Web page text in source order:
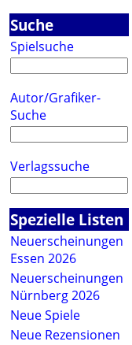
Suche
Spielsuche
Autor/Grafiker-
Suche
Verlagssuche
Spezielle Listen
Neuerscheinungen
Essen 2026
Neuerscheinungen
Nürnberg 2026
Neue Spiele
Neue Rezensionen